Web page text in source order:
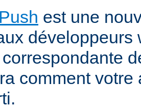
est une
développeurs
comment